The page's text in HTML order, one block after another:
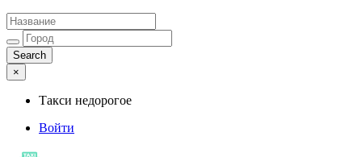
×
Такси недорогое
Войти